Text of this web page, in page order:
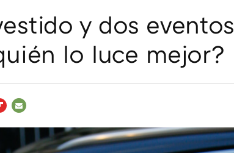
y dos eventos
lo luce mejor?